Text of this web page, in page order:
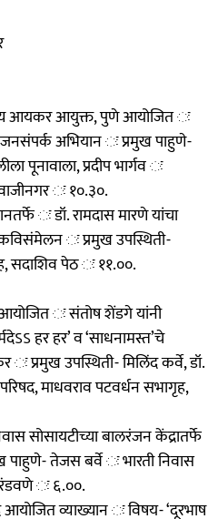
आयकर आयुक्त, पुणे आयोजित ः
अभियान ः प्रमुख पाहुणे-
पूनावाला, प्रदीप भार्गव ः
ः १०.३०.
ः डॉ. रामदास मारणे यांचा
कविसंमेलन ः प्रमुख उपस्थिती-
सदाशिव पेठ ः ११.००.
आयोजित ः संतोष शेंडगे यांनी
हर हर’ व ‘साधनामस्त’चे
प्रमुख उपस्थिती- मिलिंद कर्वे, डॉ.
माधवराव पटवर्धन सभागृह,
सोसायटीच्या बालरंजन केंद्रातर्फे
पाहुणे- तेजस बर्वे ः भारती निवास
ः ६.००.
आयोजित व्याख्यान ः विषय- ‘दूरभाष